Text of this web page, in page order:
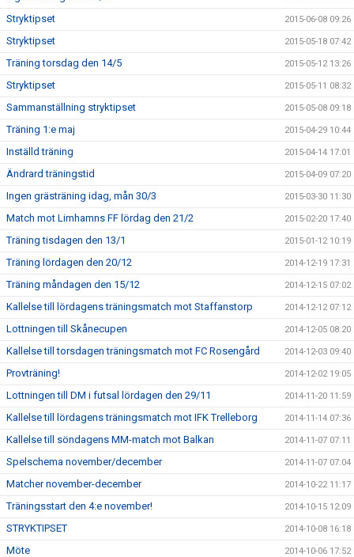
Stryktipset 2015-06-08 09:26
Stryktipset 2015-05-18 07:42
Träning torsdag den 14/5 2015-05-12 13:26
Stryktipset 2015-05-11 08:32
Sammanställning stryktipset 2015-05-08 09:18
Träning 1:e maj 2015-04-29 10:44
Inställd träning 2015-04-14 17:01
Ändrard träningstid 2015-04-09 07:20
Ingen grästräning idag, mån 30/3 2015-03-30 11:30
Match mot Limhamns FF lördag den 21/2 2015-02-20 17:40
Träning tisdagen den 13/1 2015-01-12 10:19
Träning lördagen den 20/12 2014-12-19 17:31
Träning måndagen den 15/12 2014-12-15 07:02
Kallelse till lördagens träningsmatch mot Staffanstorp 2014-12-12 07:12
Lottningen till Skånecupen 2014-12-05 08:20
Kallelse till torsdagen träningsmatch mot FC Rosengård 2014-12-03 09:40
Provträning! 2014-12-02 19:05
Lottningen till DM i futsal lördagen den 29/11 2014-11-20 11:59
Kallelse till lördagens träningsmatch mot IFK Trelleborg 2014-11-14 07:36
Kallelse till söndagens MM-match mot Balkan 2014-11-07 07:11
Spelschema november/december 2014-11-07 07:04
Matcher november-december 2014-10-22 11:17
Träningsstart den 4:e november! 2014-10-15 12:09
STRYKTIPSET 2014-10-08 16:18
Möte 2014-10-06 17:52